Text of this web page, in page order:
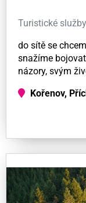
Turistické
do sítě se
snažíme
názory, svým
Kořenov,